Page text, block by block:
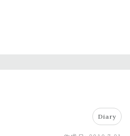
Diary